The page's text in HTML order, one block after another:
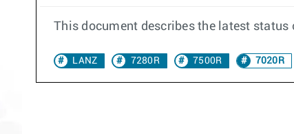
This document describes the latest status
LANZ 7280R 7500R 7020R